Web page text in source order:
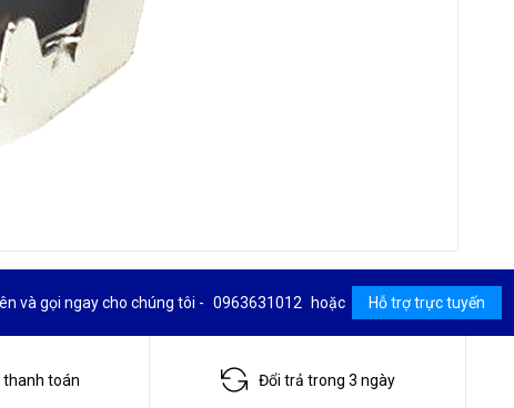
và gọi ngay cho chúng tôi - 0963631012 hoặc Hỗ trợ trực tuyến
toán Đổi trả trong 3 ngày